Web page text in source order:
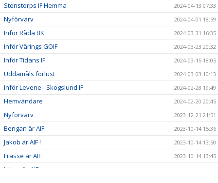
Stenstorps IF Hemma 2024-04-13 07:33
Nyförvärv 2024-04-01 18:59
Inför Råda BK 2024-03-31 16:35
Inför Värings GOIF 2024-03-23 20:32
Inför Tidans IF 2024-03-15 18:05
Uddamåls förlust 2024-03-03 10:13
Inför Levene - Skogslund IF 2024-02-28 19:49
Hemvändare 2024-02-20 20:45
Nyförvärv 2023-12-21 21:51
Bengan är AIF 2023-10-14 15:36
Jakob är AIF ! 2023-10-14 13:50
Frasse är AIF 2023-10-14 13:45
Johan är AIF